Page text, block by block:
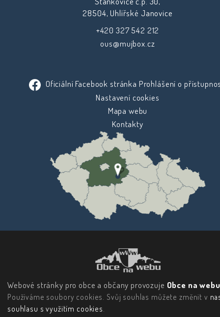
28504, Uhlířské Janovice
+420 327 542 212
ous@mujbox.cz
Oficiální Facebook stránka Prohlášení o
Nastavení cookies
Mapa webu
Kontakty
Webové stránky pro obce a občany provozuje Obce na
Používáme soubory cookies. Svůj souhlas můžete změnit v
souhlasu s využitím cookies